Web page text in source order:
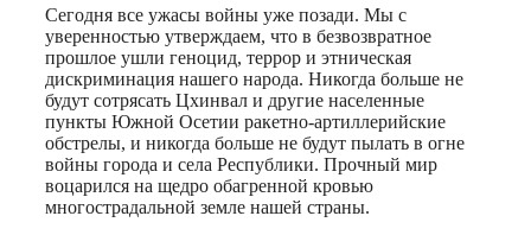
Сегодня все ужасы войны уже позади. Мы с
уверенностью утверждаем, что в безвозвратное
прошлое ушли геноцид, террор и этническая
дискриминация нашего народа. Никогда больше не
будут сотрясать Цхинвал и другие населенные
пункты Южной Осетии ракетно-артиллерийские
обстрелы, и никогда больше не будут пылать в огне
войны города и села Республики. Прочный мир
воцарился на щедро обагренной кровью
многострадальной земле нашей страны.